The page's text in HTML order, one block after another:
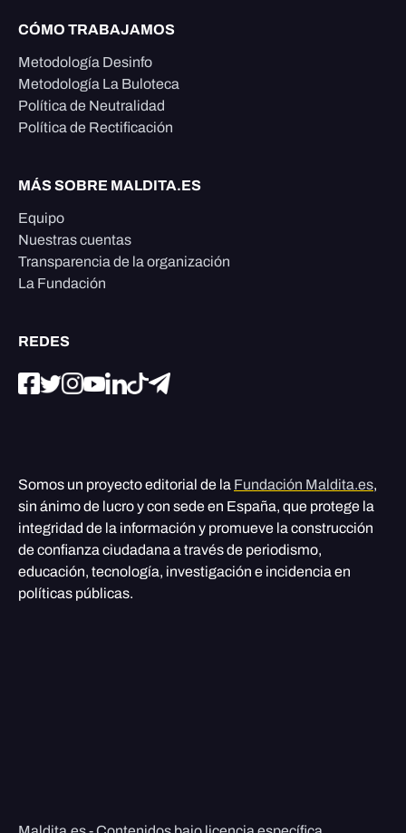
CÓMO TRABAJAMOS
Metodología Desinfo
Metodología La Buloteca
Política de Neutralidad
Política de Rectificación
MÁS SOBRE MALDITA.ES
Equipo
Nuestras cuentas
Transparencia de la organización
La Fundación
REDES
Somos un proyecto editorial de la Fundación Maldita.es,
sin ánimo de lucro y con sede en España, que protege la
integridad de la información y promueve la construcción
de confianza ciudadana a través de periodismo,
educación, tecnología, investigación e incidencia en
políticas públicas.